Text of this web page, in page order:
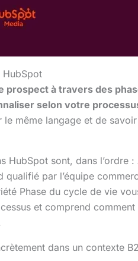
HubSpot
prospect à travers des
selon votre
même langage et de
HubSpot sont, dans l’ordre :
par l’équipe
Phase du cycle de vie
et comprend comment
dans un contexte